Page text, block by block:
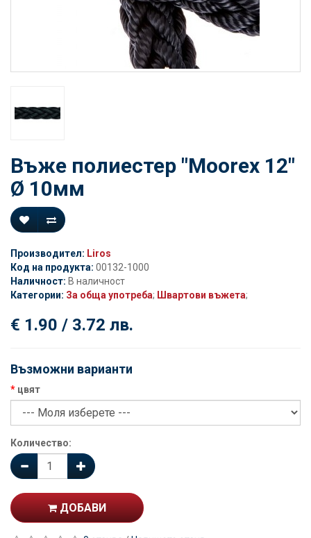
Въже полиестер "Moorex 12"
Ø 10мм
Производител: Liros
Код на продукта: 00132-1000
Наличност: В наличност
Категории: За обща употреба; Швартови въжета;
€ 1.90 / 3.72 лв.
Възможни варианти
цвят
Количество:
ДОБАВИ